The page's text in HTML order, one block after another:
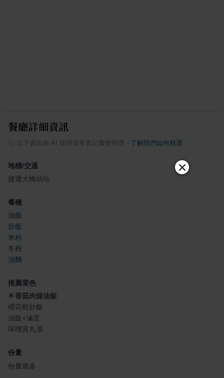
餐廳詳細資訊
以下資訊由 AI 從部落客食記彙整整理 了解我們如何精選
地標/交通
捷運大橋頭站
餐種
油飯
炒飯
米粉
冬粉
油麵
推薦菜色
🌟香菇肉燥油飯
櫻花蝦炒飯
油飯+滷蛋
味噌貢丸湯
份量
份量最多